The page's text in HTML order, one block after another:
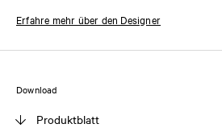
Erfahre mehr über den Designer
Download
Produktblatt